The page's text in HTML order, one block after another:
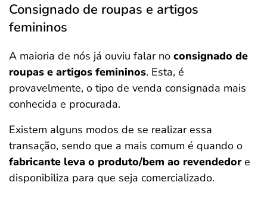
Consignado de roupas e artigos
femininos
A maioria de nós já ouviu falar no consignado de
roupas e artigos femininos. Esta, é
provavelmente, o tipo de venda consignada mais
conhecida e procurada.
Existem alguns modos de se realizar essa
transação, sendo que a mais comum é quando o
fabricante leva o produto/bem ao revendedore
disponibiliza para que seja comercializado.